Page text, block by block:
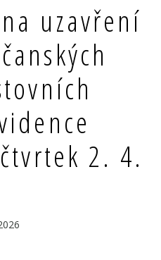
uzavření
2. 4.